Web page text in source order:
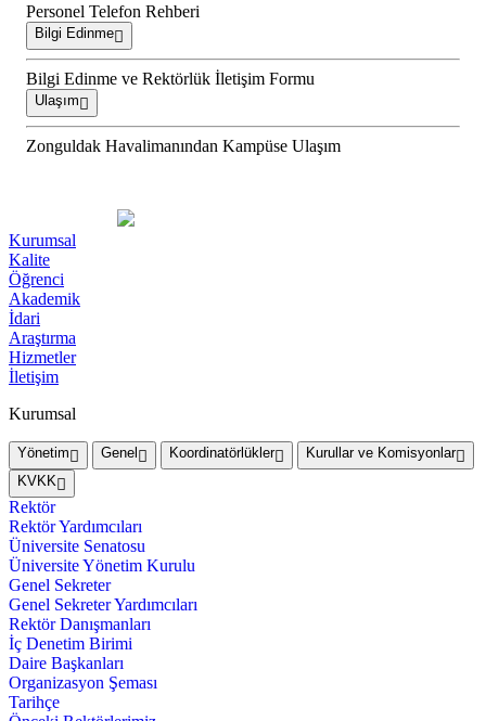
Personel Telefon Rehberi
Bilgi Edinme
Bilgi Edinme ve Rektörlük İletişim Formu
Ulaşım
Zonguldak Havalimanından Kampüse Ulaşım
Kurumsal
Kalite
Öğrenci
Akademik
İdari
Araştırma
Hizmetler
İletişim
Kurumsal
Yönetim Genel Koordinatörlükler
Kurullar ve Komisyonlar
KVKK
Rektör
Rektör Yardımcıları
Üniversite Senatosu
Üniversite Yönetim Kurulu
Genel Sekreter
Genel Sekreter Yardımcıları
Rektör Danışmanları
İç Denetim Birimi
Daire Başkanları
Organizasyon Şeması
Tarihçe